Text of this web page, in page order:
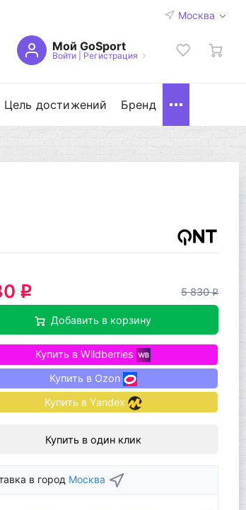
Москва
Мой GoSport
Войти| Регистрация
Цель достижений Бренд
q 5 830q
Добавить в корзину
Купить в Wildberries
Купить в Ozon
Купить в Yandex
Купить в один клик
в город Москва